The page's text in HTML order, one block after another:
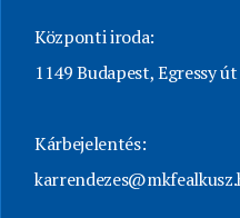
Központi iroda:
1149 Budapest, Egressy út
Kárbejelentés: